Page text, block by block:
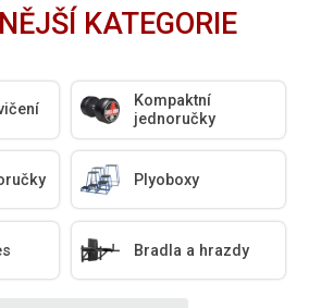
KATEGORIE
Kompaktní
jednoručky
Plyoboxy
Bradla a hrazdy